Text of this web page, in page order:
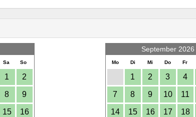
Sa So
1 2
8 9
15 16
September 2026
Mo Di Mi Do Fr
1 2 3 4
7 8 9 10 11
14 15 16 17 18